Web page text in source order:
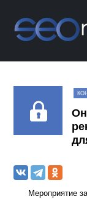
Мероприятие